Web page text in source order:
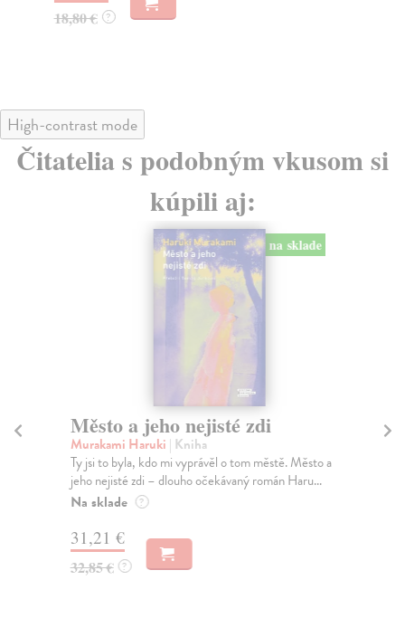
18,80 € ?
High-contrast mode
Čitatelia s podobným vkusom si
kúpili aj:
na sklade
Město a jeho nejisté zdi
Murakami Haruki| Kniha
Ty jsi to byla, kdo mi vyprávěl o tom městě. Město a
jeho nejisté zdi – dlouho očekávaný román Haru...
Na sklade ?
31,21 €
32,85 € ?